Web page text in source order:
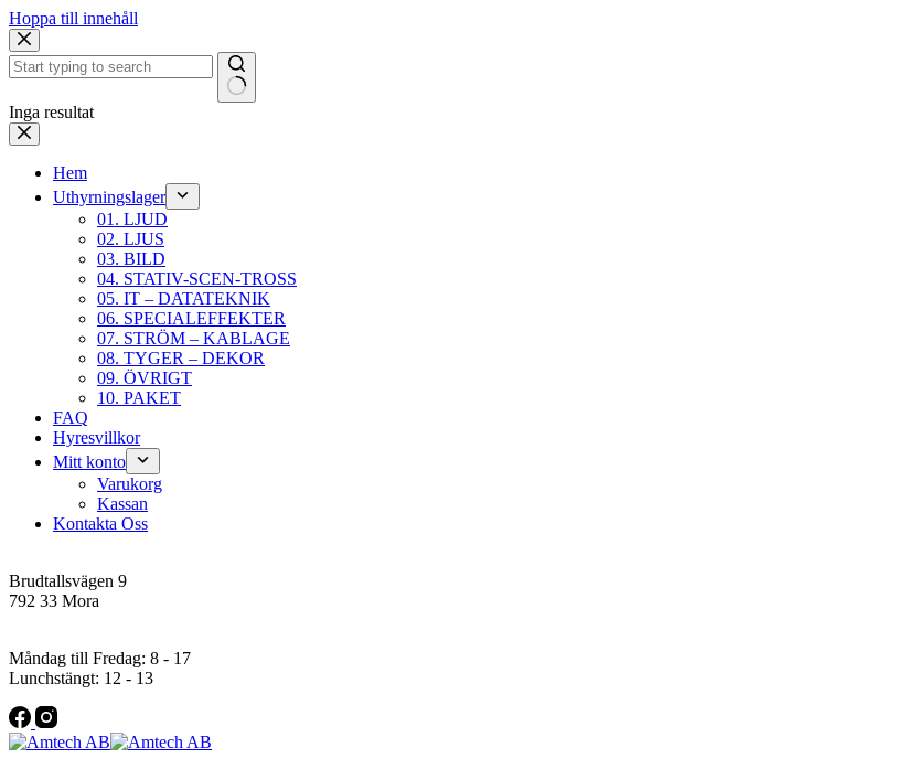
Hoppa till innehåll
Inga resultat
Hem
Uthyrningslager
01. LJUD
02. LJUS
03. BILD
04. STATIV-SCEN-TROSS
05. IT – DATATEKNIK
06. SPECIALEFFEKTER
07. STRÖM – KABLAGE
08. TYGER – DEKOR
09. ÖVRIGT
10. PAKET
FAQ
Hyresvillkor
Mitt konto
Varukorg
Kassan
Kontakta Oss
Brudtallsvägen 9
792 33 Mora
Måndag till Fredag: 8 - 17
Lunchstängt: 12 - 13